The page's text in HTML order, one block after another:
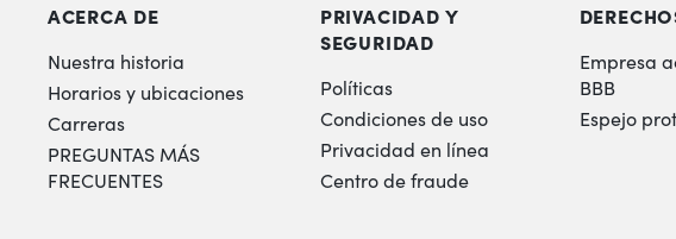
ACERCA DE
Nuestra historia
Horarios y ubicaciones
Carreras
PREGUNTAS MÁS
FRECUENTES
PRIVACIDAD Y
SEGURIDAD
Políticas
Condiciones de uso
Privacidad en línea
Centro de fraude
Empresa
BBB
Espejo